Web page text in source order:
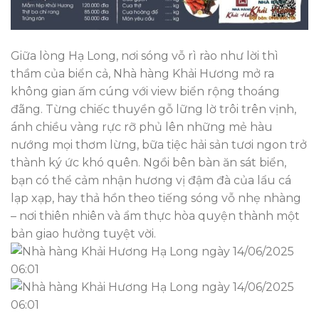
Giữa lòng Hạ Long, nơi sóng vỗ rì rào như lời thì
thầm của biển cả, Nhà hàng Khải Hương mở ra
không gian ấm cúng với view biển rộng thoáng
đãng. Từng chiếc thuyền gỗ lững lờ trôi trên vịnh,
ánh chiều vàng rực rỡ phủ lên những mẻ hàu
nướng mọi thơm lừng, bữa tiệc hải sản tươi ngon trở
thành ký ức khó quên. Ngồi bên bàn ăn sát biển,
bạn có thể cảm nhận hương vị đậm đà của lẩu cá
lạp xạp, hay thả hồn theo tiếng sóng vỗ nhẹ nhàng
– nơi thiên nhiên và ẩm thực hòa quyện thành một
bản giao hưởng tuyệt vời.